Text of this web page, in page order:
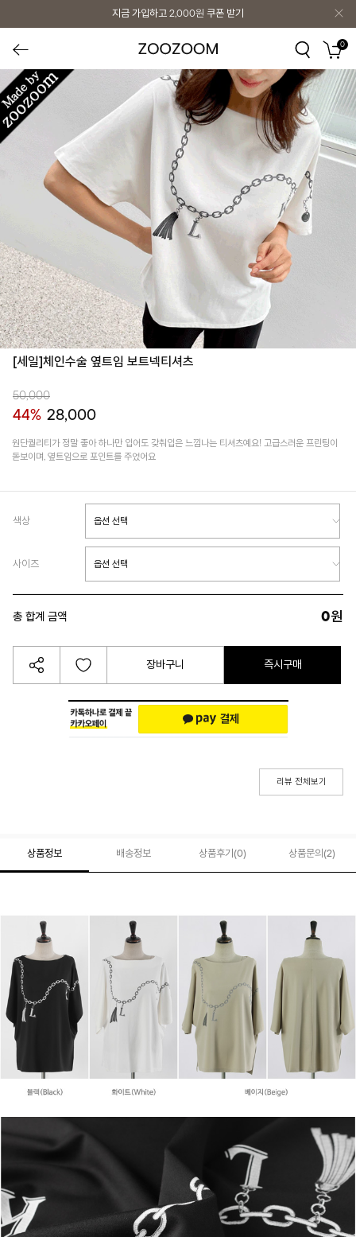
지금 가입하고 2,000원 쿠폰 받기
0
[세일]체인수술 옆트임 보트넥티셔츠
50,000
44% 28,000
원단퀄리티가 정말 좋아 하나만 입어도 갖춰입은 느낌나는 티셔츠예요! 고급스러운 프린팅이
돋보이며, 옆트임으로 포인트를 주었어요
색상
사이즈
총 합계 금액 0원
장바구니 즉시구매
리뷰 전체보기
상품정보 배송정보 상품후기(0) 상품문의 (2)